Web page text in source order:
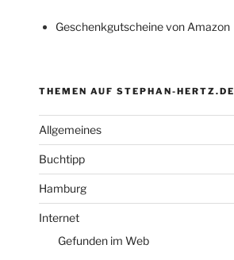
Geschenkgutscheine von Amazon
THEMEN AUF STEPHAN-HERTZ.DE
Allgemeines
Buchtipp
Hamburg
Internet
Gefunden im Web